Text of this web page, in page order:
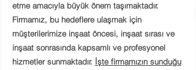
etme amacıyla büyük önem taşımaktadır.
Firmamız, bu hedeflere ulaşmak için
müşterilerimize inşaat öncesi, inşaat sırası ve
inşaat sonrasında kapsamlı ve profesyonel
hizmetler sunmaktadır. İşte firmamızın sunduğu